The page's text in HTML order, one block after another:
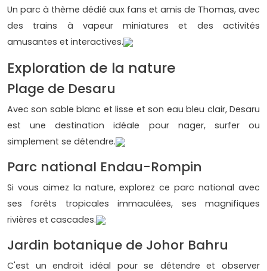
Un parc à thème dédié aux fans et amis de Thomas, avec
des trains à vapeur miniatures et des activités
amusantes et interactives.
Exploration de la nature
Plage de Desaru
Avec son sable blanc et lisse et son eau bleu clair, Desaru
est une destination idéale pour nager, surfer ou
simplement se détendre.
Parc national Endau-Rompin
Si vous aimez la nature, explorez ce parc national avec
ses forêts tropicales immaculées, ses magnifiques
rivières et cascades.
Jardin botanique de Johor Bahru
C'est un endroit idéal pour se détendre et observer